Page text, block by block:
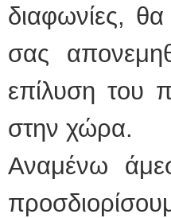
διαφωνίες,
σας
επίλυση του
στην χώρα.
Αναμένω